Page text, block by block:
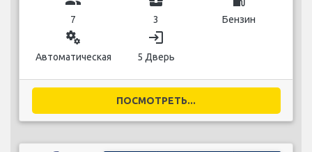
7 3 Бензин
miscellaneous_services
Автоматическая
login
5 Дверь
ПОСМОТРЕТЬ...